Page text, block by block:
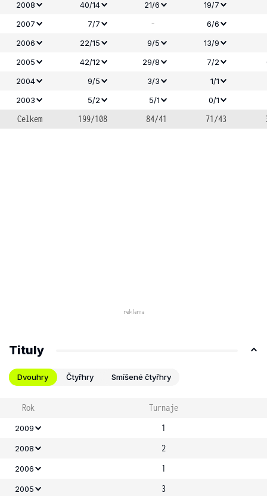
2008
40/14 21/6
19/7
2007
7/7 -
6/6
2006
22/15 9/5
13/9
2005
42/12 29/8 7/2
2004
9/5 3/3
1/1
2003
5/2 5/1 0/1
Celkem 199/108 84/41 71/43
Tituly
Dvouhry Čtyřhry Smíšené čtyřhry
Rok Turnaje
2009 1
2008 2
2006 1
2005 3